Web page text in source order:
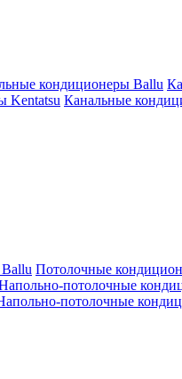
кондиционеры Ballu
Kentatsu Канальные
Потолочные
потолочные
потолочные